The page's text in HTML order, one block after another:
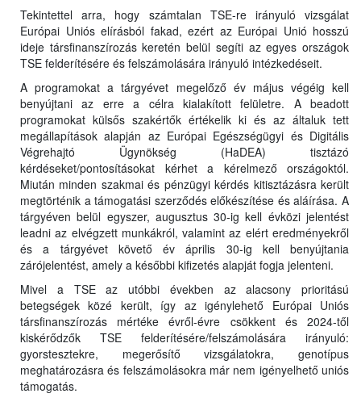
Tekintettel arra, hogy számtalan TSE-re irányuló vizsgálat
Európai Uniós elírásból fakad, ezért az Európai Unió hosszú
ideje társfinanszírozás keretén belül segíti az egyes országok
TSE felderítésére és felszámolására irányuló intézkedéseit.
A programokat a tárgyévet megelőző év május végéig kell
benyújtani az erre a célra kialakított felületre. A beadott
programokat külsős szakértők értékelik ki és az általuk tett
megállapítások alapján az Európai Egészségügyi és Digitális
Végrehajtó Ügynökség (HaDEA) tisztázó
kérdéseket/pontosításokat kérhet a kérelmező országoktól.
Miután minden szakmai és pénzügyi kérdés kitisztázásra került
megtörténik a támogatási szerződés előkészítése és aláírása. A
tárgyéven belül egyszer, augusztus 30-ig kell évközi jelentést
leadni az elvégzett munkákról, valamint az elért eredményekről
és a tárgyévet követő év április 30-ig kell benyújtania
zárójelentést, amely a későbbi kifizetés alapját fogja jelenteni.
Mivel a TSE az utóbbi években az alacsony prioritású
betegségek közé került, így az igénylehető Európai Uniós
társfinanszírozás mértéke évről-évre csökkent és 2024-től
kiskérődzők TSE felderítésére/felszámolására irányuló:
gyorstesztekre, megerősítő vizsgálatokra, genotípus
meghatározásra és felszámolásokra már nem igényelhető uniós
támogatás.